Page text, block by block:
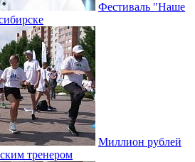
Фестиваль "Наше
Миллион рублей
тренером